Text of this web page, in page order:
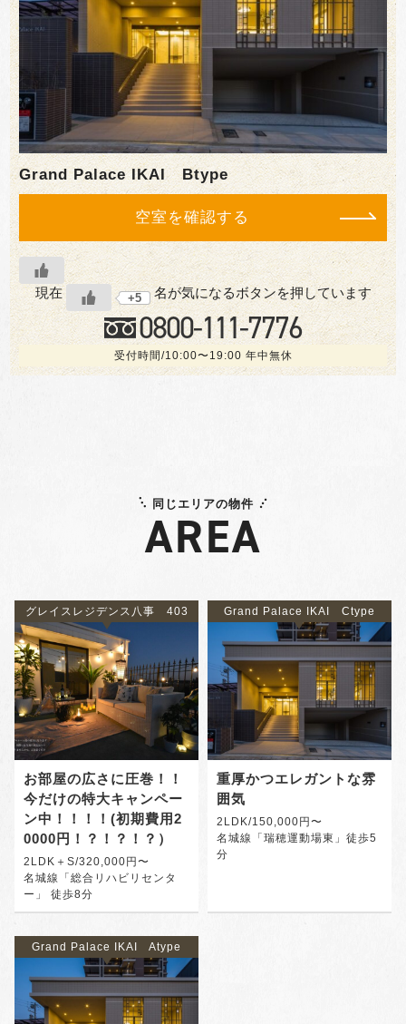
Grand Palace IKAI Btype
空室を確認する
現在 +5 名が気になるボタンを押しています
0800-111-7776
受付時間/10:00〜19:00 年中無休
同じエリアの物件
AREA
グレイスレジデンス八事 403
お部屋の広さに圧巻！！
今だけの特大キャンペー
ン中！！！！(初期費用2
0000円！？！？！？）
2LDK＋S/320,000円〜
名城線「総合リハビリセンタ
ー」 徒歩8分
Grand Palace IKAI Ctype
重厚かつエレガントな雰
囲気
2LDK/150,000円〜
名城線「瑞穂運動場東」徒歩5
分
Grand Palace IKAI Atype